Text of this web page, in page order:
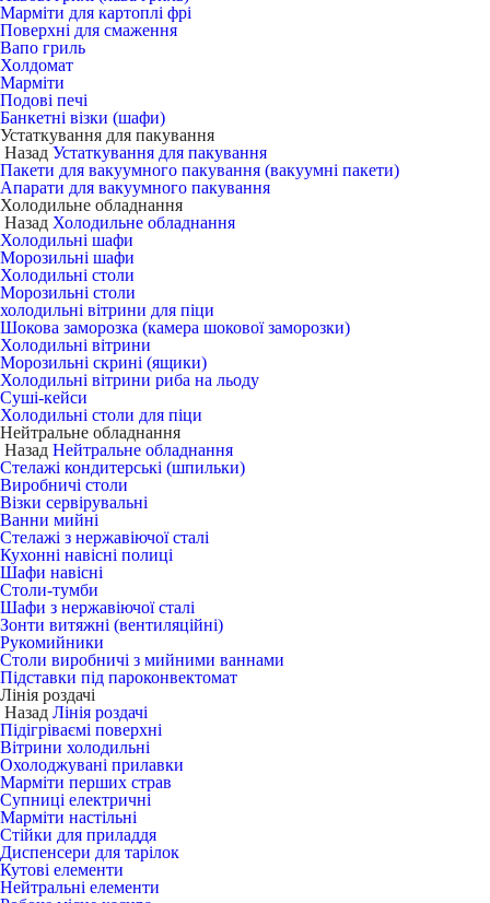
Марміти для картоплі фрі
Поверхні для смаження
Вапо гриль
Холдомат
Марміти
Подові печі
Банкетні візки (шафи)
Устаткування для пакування
Назад Устаткування для пакування
Пакети для вакуумного пакування (вакуумні пакети)
Апарати для вакуумного пакування
Холодильне обладнання
Назад Холодильне обладнання
Холодильні шафи
Морозильні шафи
Холодильні столи
Морозильні столи
холодильні вітрини для піци
Шокова заморозка (камера шокової заморозки)
Холодильні вітрини
Морозильні скрині (ящики)
Холодильні вітрини риба на льоду
Суші-кейси
Холодильні столи для піци
Нейтральне обладнання
Назад Нейтральне обладнання
Стелажі кондитерські (шпильки)
Виробничі столи
Візки сервірувальні
Ванни мийні
Стелажі з нержавіючої сталі
Кухонні навісні полиці
Шафи навісні
Столи-тумби
Шафи з нержавіючої сталі
Зонти витяжні (вентиляційні)
Рукомийники
Столи виробничі з мийними ваннами
Підставки під пароконвектомат
Лінія роздачі
Назад Лінія роздачі
Підігріваємі поверхні
Вітрини холодильні
Охолоджувані прилавки
Марміти перших страв
Супниці електричні
Марміти настільні
Стійки для приладдя
Диспенсери для тарілок
Кутові елементи
Нейтральні елементи